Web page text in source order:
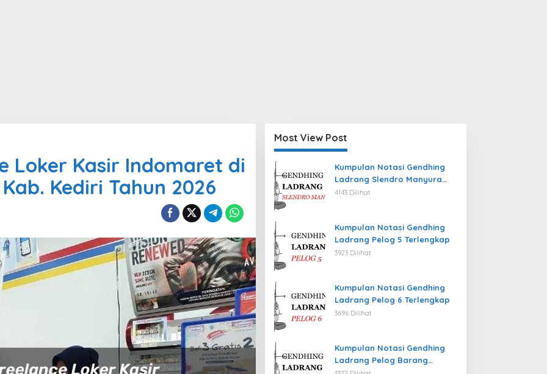
Loker Kasir Indomaret di
Kediri Tahun 2026
Most View Post
Kumpulan Notasi Gendhing
Ladrang Slendro Manyura
Terlengkap
4143 Dilihat
Kumpulan Notasi Gendhing
Ladrang Pelog 5 Terlengkap
3923 Dilihat
Kumpulan Notasi Gendhing
Ladrang Pelog 6 Terlengkap
3696 Dilihat
Kumpulan Notasi Gendhing
Ladrang Pelog Barang